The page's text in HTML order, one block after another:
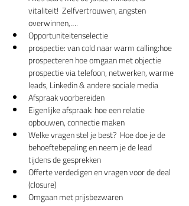
vitaliteit!  Zelfvertrouwen, angsten
overwinnen,….
Opportuniteitenselectie
prospectie: van cold naar warm calling:hoe
prospecteren hoe omgaan met objectie
prospectie via telefoon, netwerken, warme
leads, Linkedin & andere sociale media
Afspraak voorbereiden
Eigenlijke afspraak: hoe een relatie
opbouwen, connectie maken
Welke vragen stel je best?  Hoe doe je de
behoeftebepaling en neem je de lead
tijdens de gesprekken
Offerte verdedigen en vragen voor de deal
(closure)
Omgaan met prijsbezwaren